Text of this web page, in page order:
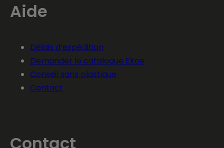
Aide
Délais d’expédition
Demander le catalogue Ekoe
Conseil sans plastique
Contact
Contact